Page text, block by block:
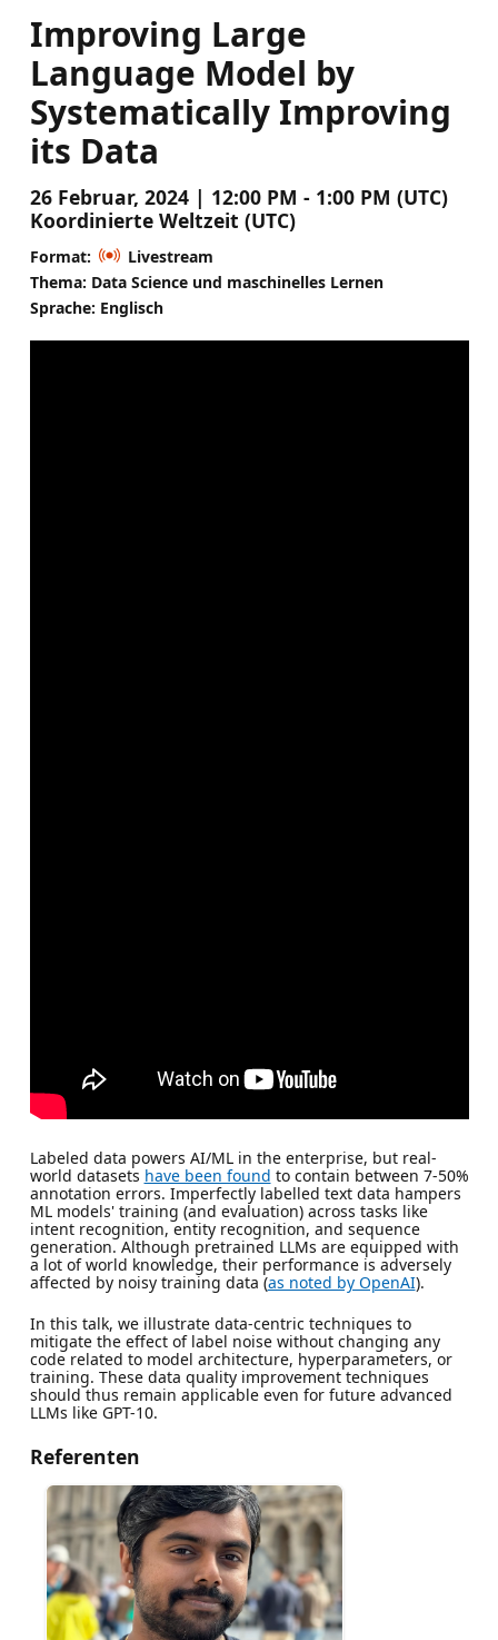
Improving Large
Language Model by
Systematically Improving
its Data
26 Februar, 2024 | 12:00 PM - 1:00 PM (UTC)
Koordinierte Weltzeit (UTC)
Format:
Livestream
Thema: Data Science und maschinelles Lernen
Sprache: Englisch
Labeled data powers AI/ML in the enterprise, but real-
world datasets have been found to contain between 7-50%
annotation errors. Imperfectly labelled text data hampers
ML models' training (and evaluation) across tasks like
intent recognition, entity recognition, and sequence
generation. Although pretrained LLMs are equipped with
a lot of world knowledge, their performance is adversely
affected by noisy training data (as noted by OpenAI).
In this talk, we illustrate data-centric techniques to
mitigate the effect of label noise without changing any
code related to model architecture, hyperparameters, or
training. These data quality improvement techniques
should thus remain applicable even for future advanced
LLMs like GPT-10.
Referenten